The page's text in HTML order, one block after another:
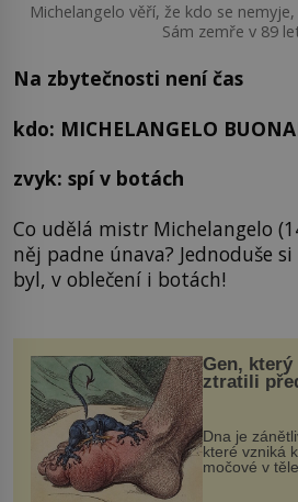
Michelangelo věří, že kdo se
Sám zemře v 89
Na zbytečnosti není čas
kdo: MICHELANGELO
zvyk: spí v botách
Co udělá mistr Michelangelo
něj padne únava? Jednoduše
byl, v oblečení i botách!
Gen,
ztratili
mohl
„nemoci
Dna je
které vzniká
močové v